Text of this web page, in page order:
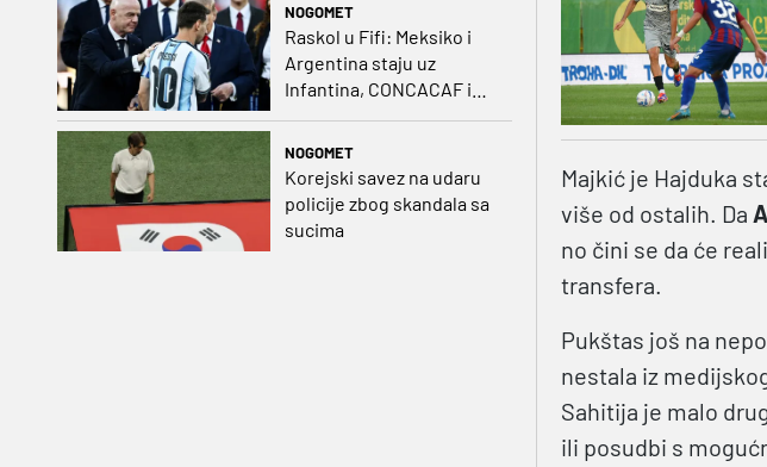
NOGOMET
Raskol u Fifi: Meksiko i
Argentina staju uz
Infantina, CONCACAF i
NOGOMET
Korejski savez na udaru
policije zbog skandala sa
sucima
Majkić je Hajduka
više od ostalih. Da
no čini se da će
transfera.
Pukštas još na
nestala iz
Sahitija je malo
ili posudbi s